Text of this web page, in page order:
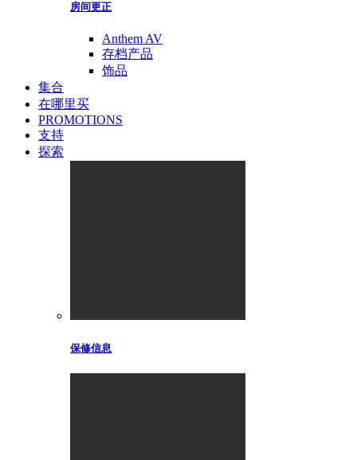
房间更正
Anthem AV
存档产品
饰品
集合
在哪里买
PROMOTIONS
支持
探索
保修信息